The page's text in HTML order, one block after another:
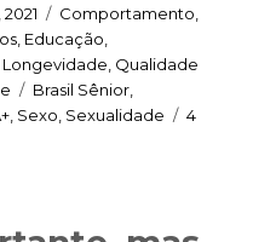
Categorias
Comportamento
Educação
Longevidade Qualidade
Tags
Brasil Sênior
Sexo Sexualidade
4